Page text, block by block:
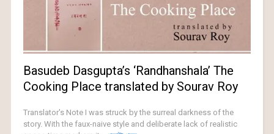
Basudeb Dasgupta’s ‘Randhanshala’ The
Cooking Place translated by Sourav Roy
Translator's Note I was struck by the surreal darkness of the
story. With the faux-naive style and deliberate lack of realistic